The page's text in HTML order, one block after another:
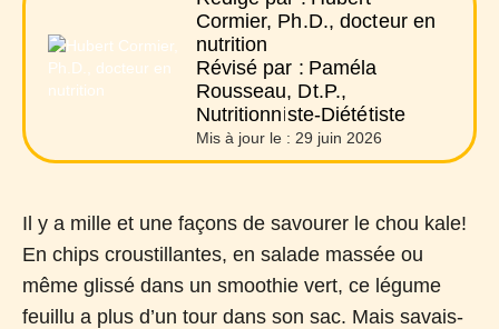
Cormier, Ph.D., docteur en
nutrition
Révisé par : Paméla
Rousseau, Dt.P.,
Nutritionniste-Diététiste
Mis à jour le : 29 juin 2026
Il y a mille et une façons de savourer le chou kale!
En chips croustillantes, en salade massée ou
même glissé dans un smoothie vert, ce légume
feuillu a plus d’un tour dans son sac. Mais savais-